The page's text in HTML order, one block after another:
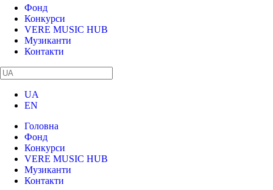
Фонд
Конкурси
VERE MUSIC HUB
Музиканти
Контакти
UA
EN
Головна
Фонд
Конкурси
VERE MUSIC HUB
Музиканти
Контакти